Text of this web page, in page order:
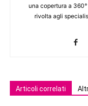
una copertura a
rivolta agli
Articoli correlati